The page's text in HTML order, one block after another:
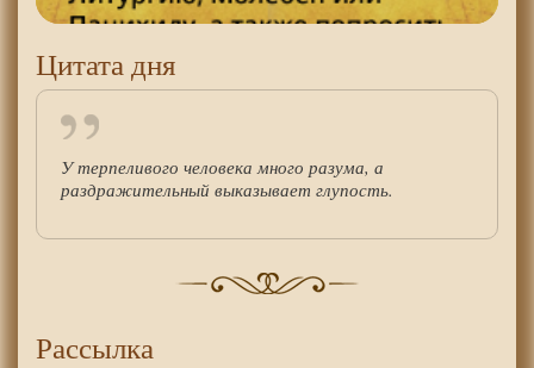
Цитата дня
У терпеливого человека много разума, а
раздражительный выказывает глупость.
Рассылка